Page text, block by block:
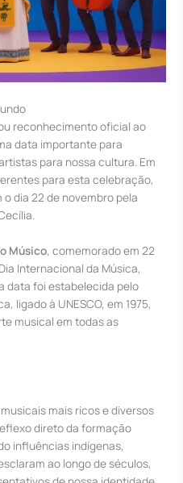
reconhecimento oficial ao
data importante para
para nossa cultura. Em
para esta celebração,
dia 22 de novembro pela
Músico, comemorado em 22
Internacional da Música,
data foi estabelecida pelo
ligado à UNESCO, em 1975,
musical em todas as
mais ricos e diversos
direto da formação
influências indígenas,
ao longo de séculos,